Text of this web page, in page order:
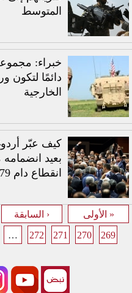
المتوسط
خبراء:
دائمًا لتكون
الخارجية
كيف عبّر
بعيد
انقطاع دام 979 يوما؟
الصفحات
« الأولى ‹ السابقة
269
270
271
272
…